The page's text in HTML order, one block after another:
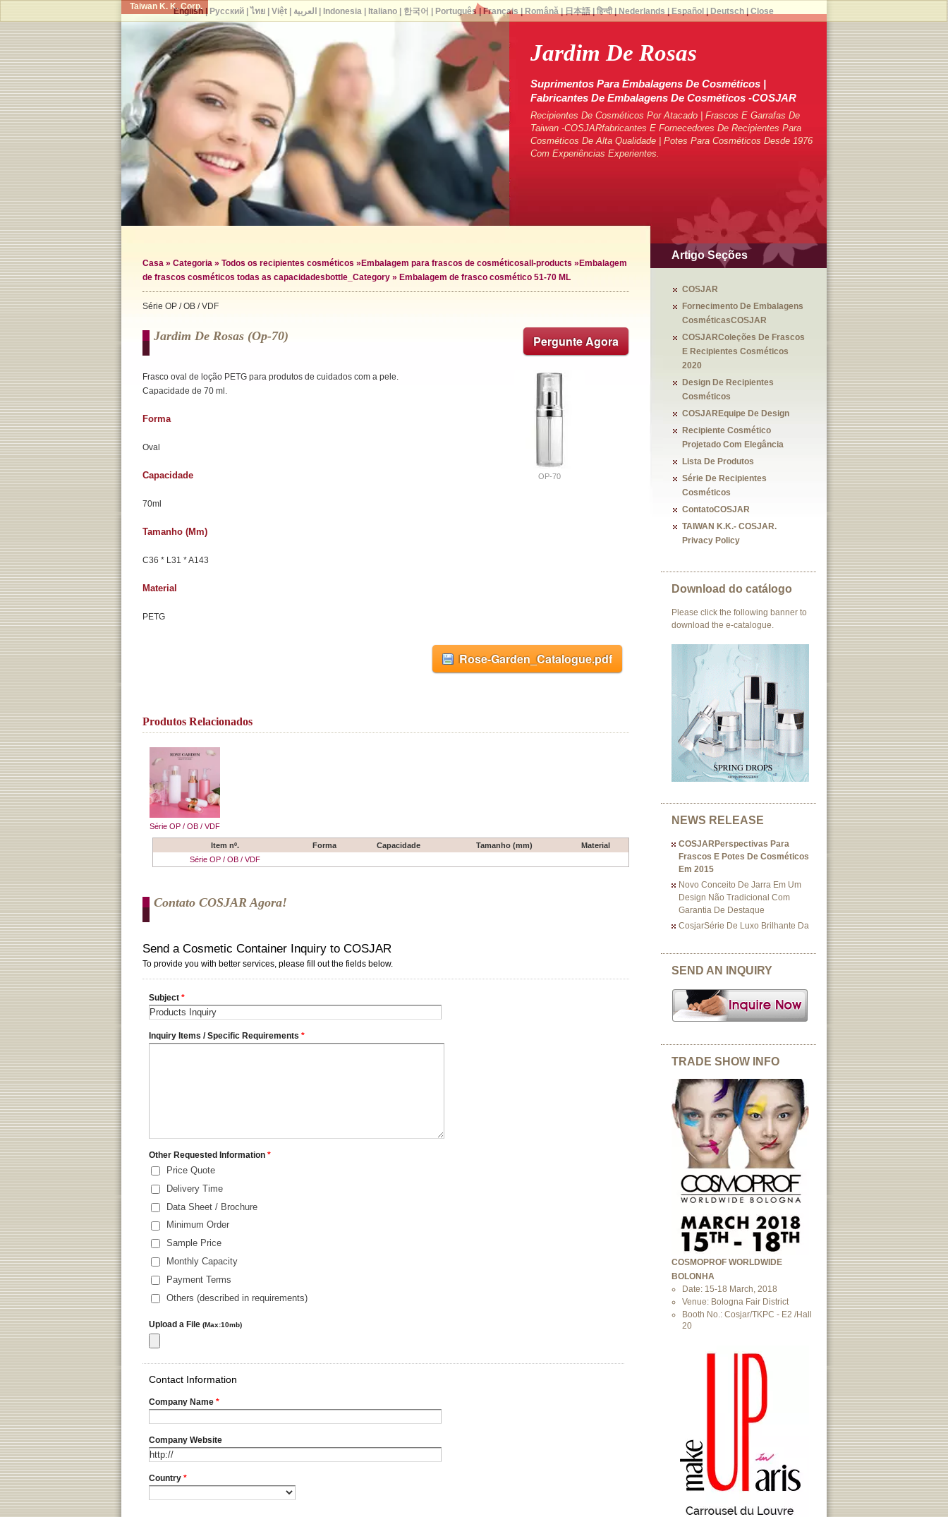
Taiwan K. K. Corp.
Jardim De Rosas
Suprimentos Para Embalagens De Cosméticos |
Fabricantes De Embalagens De Cosméticos -COSJAR
Recipientes De Cosméticos Por Atacado | Frascos E Garrafas De
Taiwan -COSJARfabricantes E Fornecedores De Recipientes Para
Cosméticos De Alta Qualidade | Potes Para Cosméticos Desde 1976
Com Experiências Experientes.
Casa » Categoria » Todos os recipientes cosméticos » Embalagem para frascos de cosméticosall-products » Embalagem
de frascos cosméticos todas as capacidades bottle_Category » Embalagem de frasco cosmético 51-70 ML
Série OP / OB / VDF
Pergunte Agora
Jardim De Rosas (op-70)
OP-70
Frasco oval de loção PETG para produtos de cuidados com a pele.
Capacidade de 70 ml.
Forma
Oval
Capacidade
70ml
Tamanho (mm)
C36 * L31 * A143
Material
PETG
Rose-Garden_Catalogue.pdf
Produtos Relacionados
Série OP / OB / VDF
Item nº. Forma Capacidade Tamanho (mm)
Material
Série OP / OB / VDF
Contato COSJAR Agora!
Artigo Seções
COSJAR
Fornecimento De Embalagens
CosméticasCOSJAR
COSJARColeções De Frascos
E Recipientes Cosméticos
2020
Design De Recipientes
Cosméticos
COSJAREquipe De Design
Recipiente Cosmético
Projetado Com Elegância
Lista De Produtos
Série De Recipientes
Cosméticos
ContatoCOSJAR
TAIWAN K.K.- COSJAR.
Privacy Policy
Download do catálogo
Please click the following banner to
download the e-catalogue.
NEWS RELEASE
COSJARPerspectivas Para
Frascos E Potes De Cosméticos
Em 2015
Novo Conceito De Jarra Em Um
Design Não Tradicional Com
Garantia De Destaque
CosjarSérie De Luxo Brilhante Da
SEND AN INQUIRY
TRADE SHOW INFO
COSMOPROF WORLDWIDE
BOLONHA
Date: 15-18 March, 2018
Venue: Bologna Fair District
Booth No.: Cosjar/TKPC - E2 /Hall
20
English| Русский| ไทย| Việt| العربية Indonesia| Italiano| 한국어 Português Français Română| 日本語| हिन्दी| Nederlands Español Deutsch| Close